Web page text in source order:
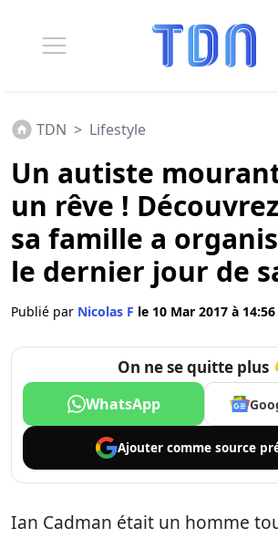
TDN > Lifestyle
Un autiste
un rêve !
sa famille a
le dernier jour de
Publié par Nicolas F le 10 Mar 2017 à 14:56
On ne se quitte plus
WhatsApp
Ajouter comme source
Ian Cadman était un homme